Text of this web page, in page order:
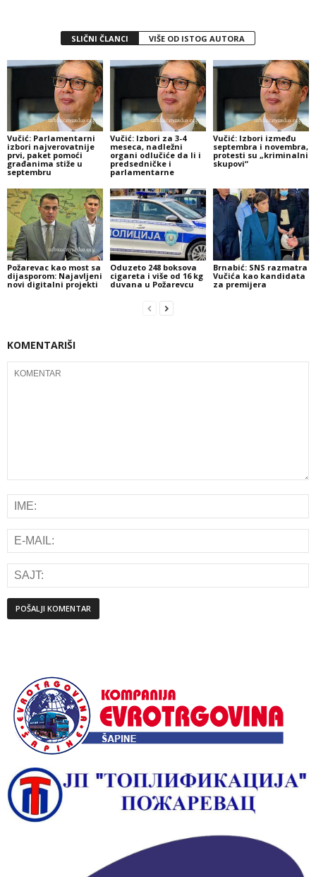
SLIČNI ČLANCI VIŠE OD ISTOG AUTORA
Vučić: Parlamentarni
izbori najverovatnije
prvi, paket pomoći
građanima stiže u
septembru
Vučić: Izbori za 3-4
meseca, nadležni
organi odlučiće da li i
predsedničke i
parlamentarne
Vučić: Izbori između
septembra i novembra,
protesti su „kriminalni
skupovi“
Požarevac kao most sa
dijasporom: Najavljeni
novi digitalni projekti
Oduzeto 248 boksova
cigareta i više od 16 kg
duvana u Požarevcu
Brnabić: SNS razmatra
Vučića kao kandidata
za premijera
KOMENTARIŠI